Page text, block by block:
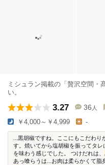
ミシュラン掲載の「贅沢空間・
い。
3.27 36 人
￥4,000～￥4,999 -
...黒胡椒ですね。ここにもこだわ
す。焼いてから塩胡椒を振ってタ
を味わう感じでした。 つけだれは、
あっ喰らうは...お肉は柔らかくて脂